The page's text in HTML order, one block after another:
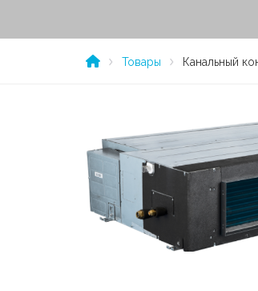
Товары Канальный